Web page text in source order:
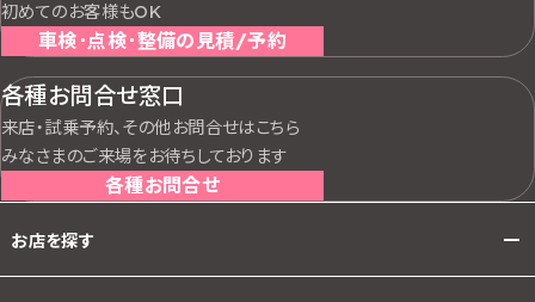
初めてのお客様もOK
車検･点検･整備の見積/予約
各種お問合せ窓口
来店・試乗予約、その他お問合せはこちら
みなさまのご来場をお待ちしております
各種お問合せ
お店を探す